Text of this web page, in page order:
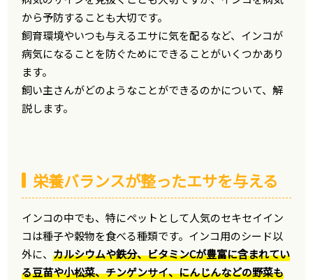
から予防することも大切です。
飼育環境やいつも与えるエサに気を配るなど、インコが
病気になることを防ぐためにできることがいくつかあり
ます。
飼い主さんがどのようなことができるのかについて、解
説します。
栄養バランスが整ったエサを与える
インコの中でも、特にペットとして人気のセキセイイン
コは種子や穀物を食べる種類です。インコ用のシード以
外に、カルシウムや鉄分、ビタミンCが豊富に含まれてい
る豆苗や小松菜、チンゲンサイ、にんじんなどの野菜も